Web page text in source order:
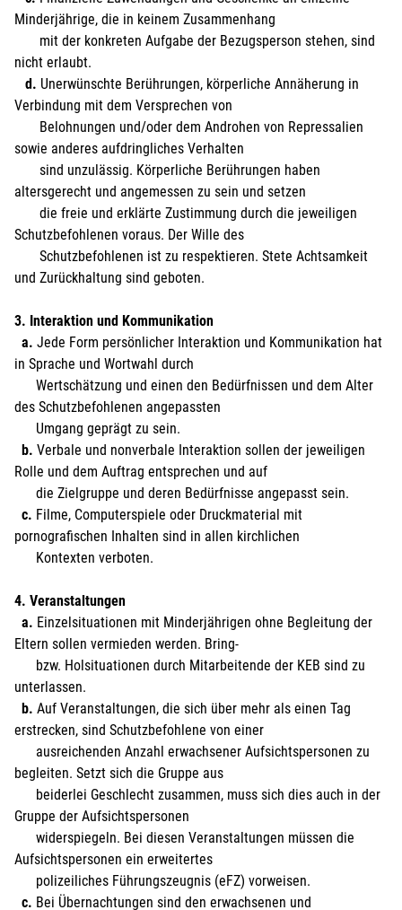
Minderjährige, die in keinem Zusammenhang
mit der konkreten Aufgabe der Bezugsperson stehen, sind
nicht erlaubt.
d. Unerwünschte Berührungen, körperliche Annäherung in
Verbindung mit dem Versprechen von
Belohnungen und/oder dem Androhen von Repressalien
sowie anderes aufdringliches Verhalten
sind unzulässig. Körperliche Berührungen haben
altersgerecht und angemessen zu sein und setzen
die freie und erklärte Zustimmung durch die jeweiligen
Schutzbefohlenen voraus. Der Wille des
Schutzbefohlenen ist zu respektieren. Stete Achtsamkeit
und Zurückhaltung sind geboten.
3. Interaktion und Kommunikation
a. Jede Form persönlicher Interaktion und Kommunikation hat
in Sprache und Wortwahl durch
Wertschätzung und einen den Bedürfnissen und dem Alter
des Schutzbefohlenen angepassten
Umgang geprägt zu sein.
b. Verbale und nonverbale Interaktion sollen der jeweiligen
Rolle und dem Auftrag entsprechen und auf
die Zielgruppe und deren Bedürfnisse angepasst sein.
c. Filme, Computerspiele oder Druckmaterial mit
pornografischen Inhalten sind in allen kirchlichen
Kontexten verboten.
4. Veranstaltungen
a. Einzelsituationen mit Minderjährigen ohne Begleitung der
Eltern sollen vermieden werden. Bring-
bzw. Holsituationen durch Mitarbeitende der KEB sind zu
unterlassen.
b. Auf Veranstaltungen, die sich über mehr als einen Tag
erstrecken, sind Schutzbefohlene von einer
ausreichenden Anzahl erwachsener Aufsichtspersonen zu
begleiten. Setzt sich die Gruppe aus
beiderlei Geschlecht zusammen, muss sich dies auch in der
Gruppe der Aufsichtspersonen
widerspiegeln. Bei diesen Veranstaltungen müssen die
Aufsichtspersonen ein erweitertes
polizeiliches Führungszeugnis (eFZ) vorweisen.
c. Bei Übernachtungen sind den erwachsenen und